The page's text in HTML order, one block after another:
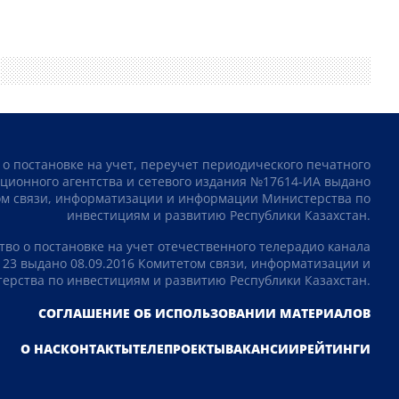
постановке на учет, переучет периодического печатного
агентства и сетевого издания №17614-ИА выдано
связи, информатизации и информации Министерства по
инвестициям и развитию Республики Казахстан.
о постановке на учет отечественного телерадио канала
выдано 08.09.2016 Комитетом связи, информатизации и
по инвестициям и развитию Республики Казахстан.
СОГЛАШЕНИЕ ОБ ИСПОЛЬЗОВАНИИ МАТЕРИАЛОВ
О НАСКОНТАКТЫТЕЛЕПРОЕКТЫВАКАНСИИРЕЙТИНГИ